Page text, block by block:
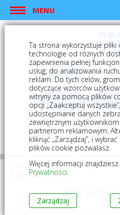
MENU
logowanie
Mój koszyk (0)
STRONA GŁÓWNA PŁYTKI
KOLEKCJA ORIGEN
Ta strona wykorzystuje pliki
technologie od różnych
zapewnienia pełnej
usług, do analizowania
reklam. Do tych celów,
dotyczące wzorców
witryny za pomocą plików
opcji „Zaakceptuj
udostępnianie danych
zewnętrznym
partnerom reklamowym.
kliknąć „Zarządzaj”, i
plików cookie pozwalasz.
Więcej informacji
Prywatności.
Zarządzaj